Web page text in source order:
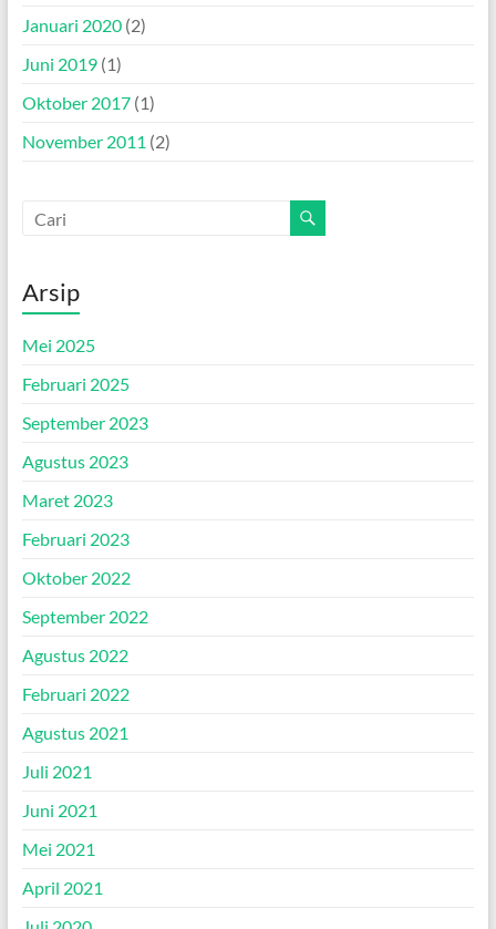
Januari 2020(2)
Juni 2019(1)
Oktober 2017(1)
November 2011 (2)
Arsip
Mei 2025
Februari 2025
September 2023
Agustus 2023
Maret 2023
Februari 2023
Oktober 2022
September 2022
Agustus 2022
Februari 2022
Agustus 2021
Juli 2021
Juni 2021
Mei 2021
April 2021